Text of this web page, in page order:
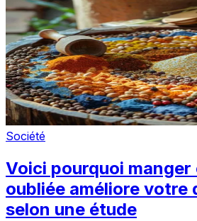
Société
Voici pourquoi
oubliée améliore votre
selon une étude